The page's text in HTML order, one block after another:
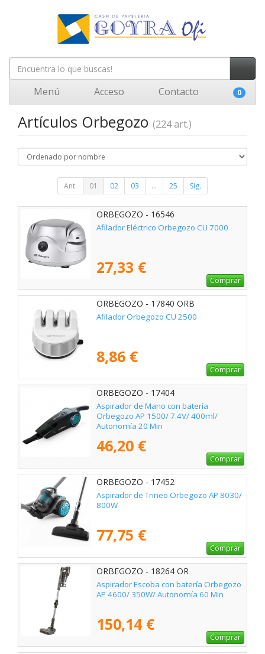
Menú Acceso Contacto 0
Artículos Orbegozo (224 art.)
Ant. 01 02 03 ... 25 Sig.
ORBEGOZO - 16546
Afilador Eléctrico Orbegozo CU 7000
27,33 €
Comprar
ORBEGOZO - 17840 ORB
Afilador Orbegozo CU 2500
8,86 €
Comprar
ORBEGOZO - 17404
Aspirador de Mano con batería
Orbegozo AP 1500/ 7.4V/ 400ml/
Autonomía 20 Min
46,20 €
Comprar
ORBEGOZO - 17452
Aspirador de Trineo Orbegozo AP 8030/
800W
77,75 €
Comprar
ORBEGOZO - 18264 OR
Aspirador Escoba con batería Orbegozo
AP 4600/ 350W/ Autonomía 60 Min
150,14 €
Comprar